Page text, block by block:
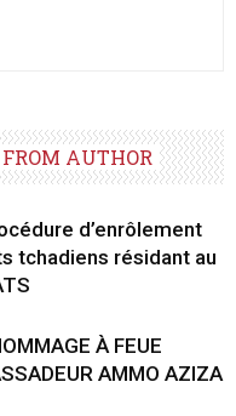
AUTHOR
d’enrôlement
tchadiens résidant au
À FEUE
AMMO AZIZA